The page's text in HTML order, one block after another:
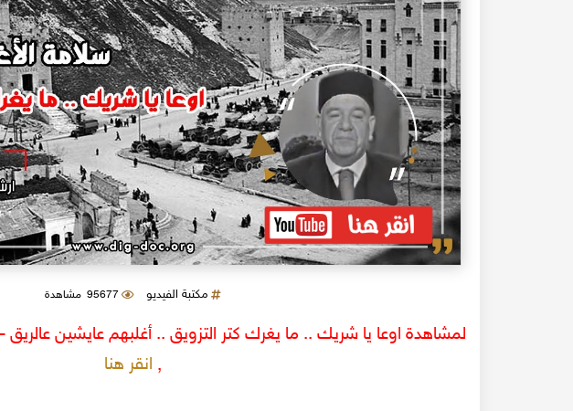
مكتبة الفيديو 95677 مشاهدة
لمشاهدة اوعا يا شريك .. ما يغرك كتر التزويق .. أغلبهم عايشين عالريق
, انقر هنا